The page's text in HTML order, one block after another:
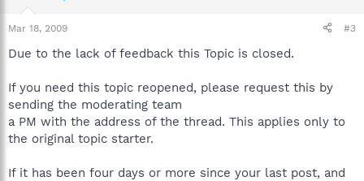
Mar 18, 2009 #3
Due to the lack of feedback this Topic is closed.
If you need this topic reopened, please request this by
sending the moderating team
a PM with the address of the thread. This applies only to
the original topic starter.
If it has been four days or more since your last post, and